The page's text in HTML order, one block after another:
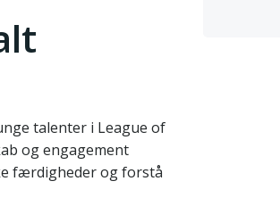
talenter i League of
og engagement
færdigheder og forstå